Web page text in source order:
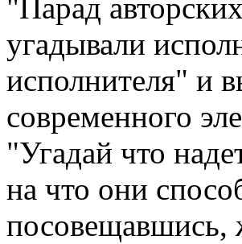
"Парад
угадывали
исполнителя" и
современного
"Угадай что
на что они
посовещавшись,